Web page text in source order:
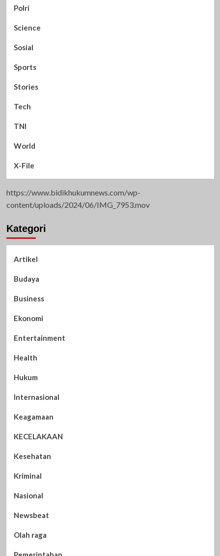
Polri
Science
Sosial
Sports
Stories
Tech
TNI
World
X-File
https://www.bidikhukumnews.com/wp-
content/uploads/2024/06/IMG_7953.mov
Kategori
Artikel
Budaya
Business
Ekonomi
Entertainment
Health
Hukum
Internasional
Keagamaan
KECELAKAAN
Kesehatan
Kriminal
Nasional
Newsbeat
Olah raga